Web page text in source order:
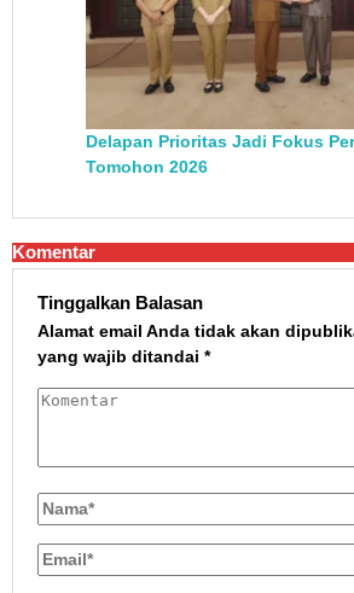
Delapan Prioritas Jadi Fokus
Tomohon 2026
Komentar
Tinggalkan Balasan
Alamat email Anda tidak akan
yang wajib ditandai *